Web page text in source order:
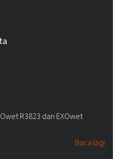
R3823 dan EXOwet
Baca lagi